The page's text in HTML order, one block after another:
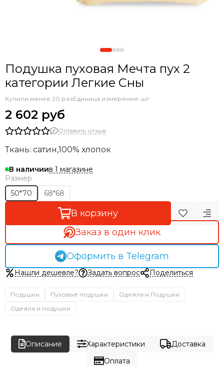
Подушка пуховая Мечта пух 2
категории Легкие Сны
Купили менее 20 разЕдиница измерения: шт
2 602 руб
Оставить отзыв
Ткань: сатин,100% хлопок
В наличиив 1 магазине
Размер
50*70
68*68
В корзину
Заказ в один клик
Оформить в Telegram
Нашли дешевле? Задать вопрос Поделиться
Подушки Пуховые подушки
Одеяла и Подушки
Одеяла и подушки
Описание Характеристики
Доставка
Оплата